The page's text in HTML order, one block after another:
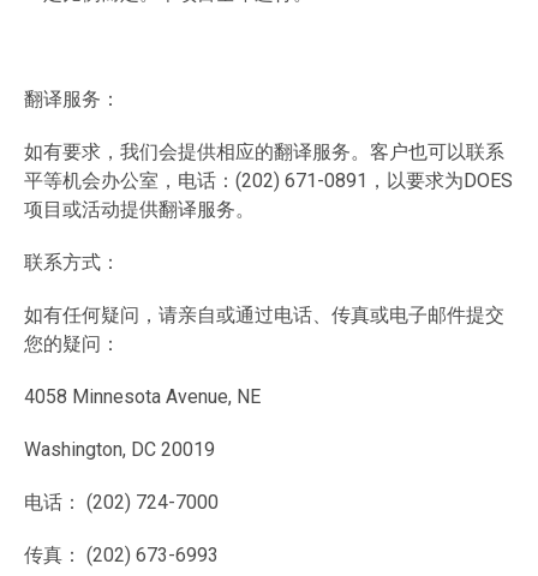
翻译服务：
如有要求，我们会提供相应的翻译服务。客户也可以联系
平等机会办公室，电话：(202) 671-0891，以要求为DOES
项目或活动提供翻译服务。
联系方式：
如有任何疑问，请亲自或通过电话、传真或电子邮件提交
您的疑问：
4058 Minnesota Avenue, NE
Washington, DC 20019
电话： (202) 724-7000
传真： (202) 673-6993